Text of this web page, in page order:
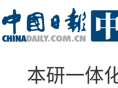
本研一体